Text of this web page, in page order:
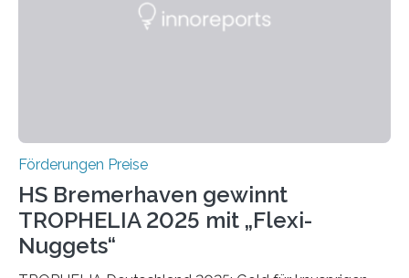
Foundation, des BIAL Award in Biomedicine ist in
Förderungen Preise
HS Bremerhaven gewinnt
TROPHELIA 2025 mit „Flexi-
Nuggets“